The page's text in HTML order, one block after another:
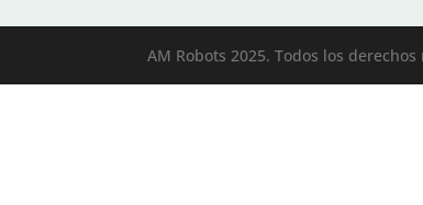
AM Robots 2025. Todos los